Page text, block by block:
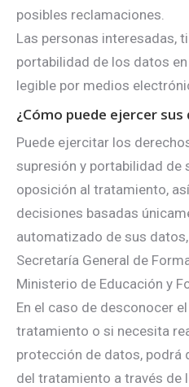
posibles reclamaciones.
Las personas interesadas,
portabilidad de los datos
legible por medios
¿Cómo puede ejercer sus
Puede ejercitar los
supresión y portabilidad de
oposición al tratamiento,
decisiones basadas
automatizado de sus
Secretaría General de
Ministerio de Educación y
En el caso de desconocer
tratamiento o si necesita
protección de datos, podrá
del tratamiento a través de